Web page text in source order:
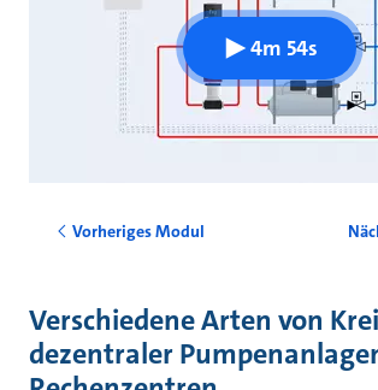
4m 54s
Vorheriges Modul
Verschiedene Arten von
dezentraler